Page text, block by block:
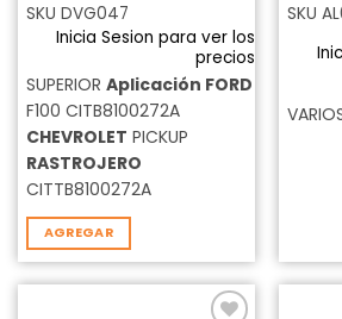
SKU DVG047
Inicia Sesion para ver los
precios
SUPERIOR Aplicación FORD
F100 CITB8100272A
CHEVROLET PICKUP
RASTROJERO
CITTB8100272A
AGREGAR
SKU